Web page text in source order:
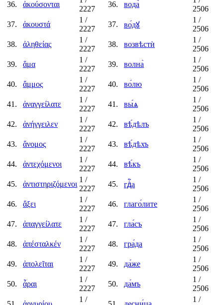
36.
ἀκούσονται
2227
37.
ἀκουστά
1 /
2227
38.
ἀληθείας
1 /
2227
39.
ἅμα
1 /
2227
40.
ἄμμος
1 /
2227
41.
ἀναγγείλατε
1 /
2227
42.
ἀνήγγειλεν
1 /
2227
43.
ἄνομος
1 /
2227
44.
ἀντεχόμενοι
1 /
2227
45.
ἀντιστηριζόμενοι
1 /
2227
46.
ἄξει
1 /
2227
47.
ἀπαγγείλατε
1 /
2227
48.
ἀπέσταλκέν
1 /
2227
49.
ἀπολεῖται
1 /
2227
50.
ἆραι
1 /
2227
1 /
36.
вода̀
2506
37.
во́дꙋ
1 /
2506
38.
возвѣстѝ
1 /
2506
39.
волна̀
1 /
2506
40.
во́лю
1 /
2506
41.
вы́ѧ
1 /
2506
42.
вѣ́дѣлъ
1 /
2506
43.
вѣ́дѣхъ
1 /
2506
44.
вѣ́къ
1 /
2506
45.
гдⷭ҇а
1 /
2506
46.
глаго́лите
1 /
2506
47.
гла́съ
1 /
2506
48.
гра́да
1 /
2506
49.
да́же
1 /
2506
50.
да́мъ
1 /
2506
1 /